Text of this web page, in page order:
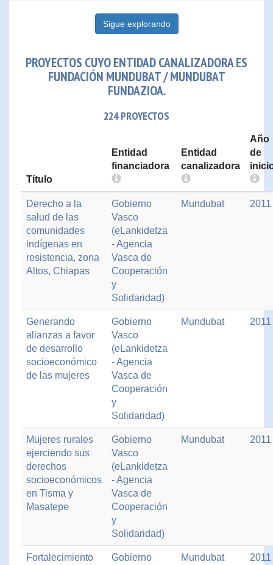
Sigue explorando
PROYECTOS CUYO ENTIDAD CANALIZADORA ES
FUNDACIÓN MUNDUBAT / MUNDUBAT
FUNDAZIOA.
224 PROYECTOS
Título
Entidad
financiadora
Entidad
canalizadora
Año
de
Derecho a la
salud de las
comunidades
indígenas en
resistencia, zona
Altos, Chiapas
Gobierno
Vasco
(eLankidetza
- Agencia
Vasca de
Cooperación
y
Solidaridad)
Mundubat 2011
Generando
alianzas a favor
de desarrollo
socioeconómico
de las mujeres
Gobierno
Vasco
(eLankidetza
- Agencia
Vasca de
Cooperación
y
Solidaridad)
Mundubat 2011
Mujeres rurales
ejerciendo sus
derechos
socioeconómicos
en Tisma y
Masatepe
Gobierno
Vasco
(eLankidetza
- Agencia
Vasca de
Cooperación
y
Solidaridad)
Mundubat 2011
Fortalecimiento
Gobierno
Mundubat 2011